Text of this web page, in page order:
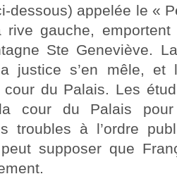
dessous) appelée le «
rive gauche,
Ste Geneviève.
justice s’en mêle, et
du Palais. Les
cour du Palais pour
troubles à l’ordre
supposer que